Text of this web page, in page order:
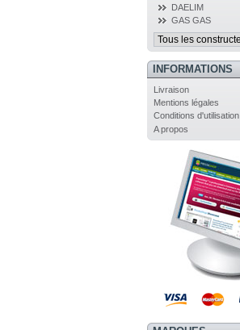
DAELIM
GAS GAS
INFORMATIONS
Livraison
Mentions légales
Conditions d'utilisation
A propos